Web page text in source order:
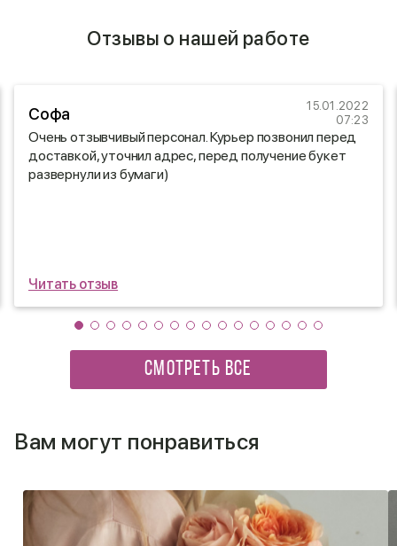
Отзывы о нашей работе
Софа
15.01.2022
07:23
Очень отзывчивый персонал. Курьер позвонил перед
доставкой, уточнил адрес, перед получение букет
развернули из бумаги)
Читать отзыв
СМОТРЕТЬ ВСЕ
Вам могут понравиться